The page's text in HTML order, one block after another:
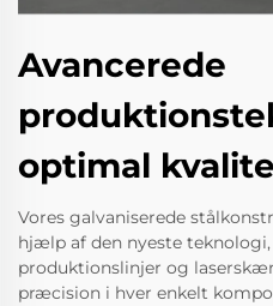
Avancerede
optimal
Vores galvaniserede
hjælp af den nyeste teknologi,
produktionslinjer og
præcision i hver enkelt